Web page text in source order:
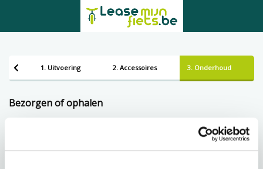
1. Uitvoering 2. Accessoires 3. Onderhoud
Bezorgen of ophalen